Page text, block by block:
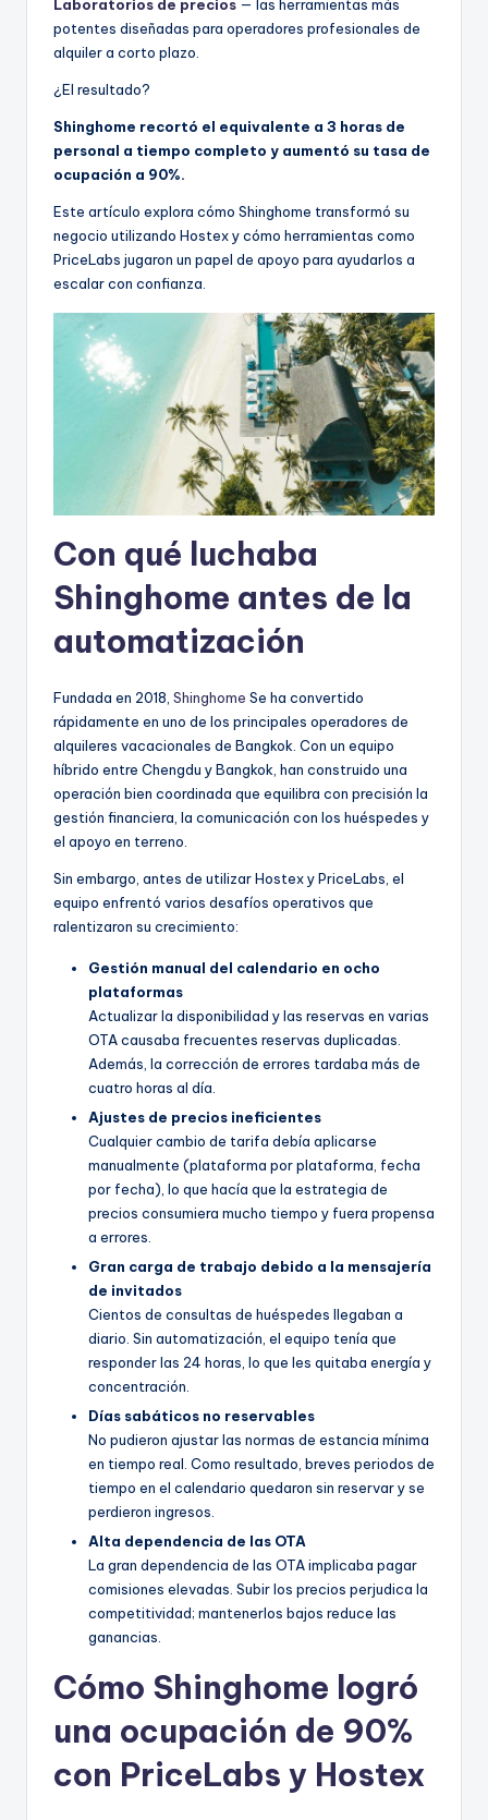
Laboratorios de precios — las herramientas más
potentes diseñadas para operadores profesionales de
alquiler a corto plazo.
¿El resultado?
Shinghome recortó el equivalente a 3 horas de
personal a tiempo completo y aumentó su tasa de
ocupación a 90%.
Este artículo explora cómo Shinghome transformó su
negocio utilizando Hostex y cómo herramientas como
PriceLabs jugaron un papel de apoyo para ayudarlos a
escalar con confianza.
Con qué luchaba
Shinghome antes de la
automatización
Fundada en 2018, Shinghome Se ha convertido
rápidamente en uno de los principales operadores de
alquileres vacacionales de Bangkok. Con un equipo
híbrido entre Chengdu y Bangkok, han construido una
operación bien coordinada que equilibra con precisión la
gestión financiera, la comunicación con los huéspedes y
el apoyo en terreno.
Sin embargo, antes de utilizar Hostex y PriceLabs, el
equipo enfrentó varios desafíos operativos que
ralentizaron su crecimiento:
Gestión manual del calendario en ocho
plataformas
Actualizar la disponibilidad y las reservas en varias
OTA causaba frecuentes reservas duplicadas.
Además, la corrección de errores tardaba más de
cuatro horas al día.
Ajustes de precios ineficientes
Cualquier cambio de tarifa debía aplicarse
manualmente (plataforma por plataforma, fecha
por fecha), lo que hacía que la estrategia de
precios consumiera mucho tiempo y fuera propensa
a errores.
Gran carga de trabajo debido a la mensajería
de invitados
Cientos de consultas de huéspedes llegaban a
diario. Sin automatización, el equipo tenía que
responder las 24 horas, lo que les quitaba energía y
concentración.
Días sabáticos no reservables
No pudieron ajustar las normas de estancia mínima
en tiempo real. Como resultado, breves periodos de
tiempo en el calendario quedaron sin reservar y se
perdieron ingresos.
Alta dependencia de las OTA
La gran dependencia de las OTA implicaba pagar
comisiones elevadas. Subir los precios perjudica la
competitividad; mantenerlos bajos reduce las
ganancias.
Cómo Shinghome logró
una ocupación de 90%
con PriceLabs y Hostex